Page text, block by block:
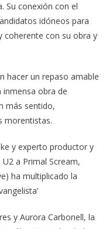
Su conexión con el
idóneos para
coherente con su obra y
hacer un repaso amable
obra de
más sentido,
morentistas.
y experto productor y
a Primal Scream,
ha multiplicado la
y Aurora Carbonell, la